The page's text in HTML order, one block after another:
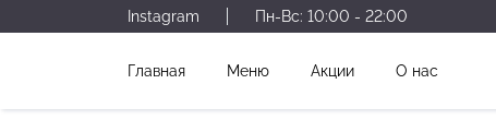
Instagram Пн-Вс: 10:00 - 22:00
Главная Меню Акции О нас